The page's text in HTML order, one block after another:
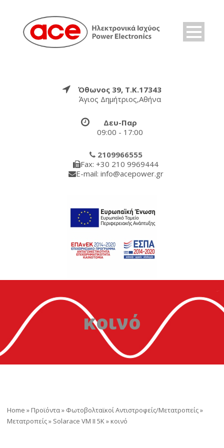
Όθωνος 39, Τ.Κ.17343
Άγιος Δημήτριος,Αθήνα
Δευ-Παρ
09:00 - 17:00
2109966555
Fax: +30 210 9969444
E-mail: info@acepower.gr
κοινό
Home » Προϊόντα» Φωτοβολταϊκοί Αντιστροφείς/Μετατροπείς»
Μετατροπείς» Solarace VM II 5K» κοινό